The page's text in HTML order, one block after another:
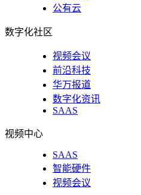
公有云
数字化社区
视频会议
前沿科技
华万报道
数字化资讯
SAAS
视频中心
SAAS
智能硬件
视频会议